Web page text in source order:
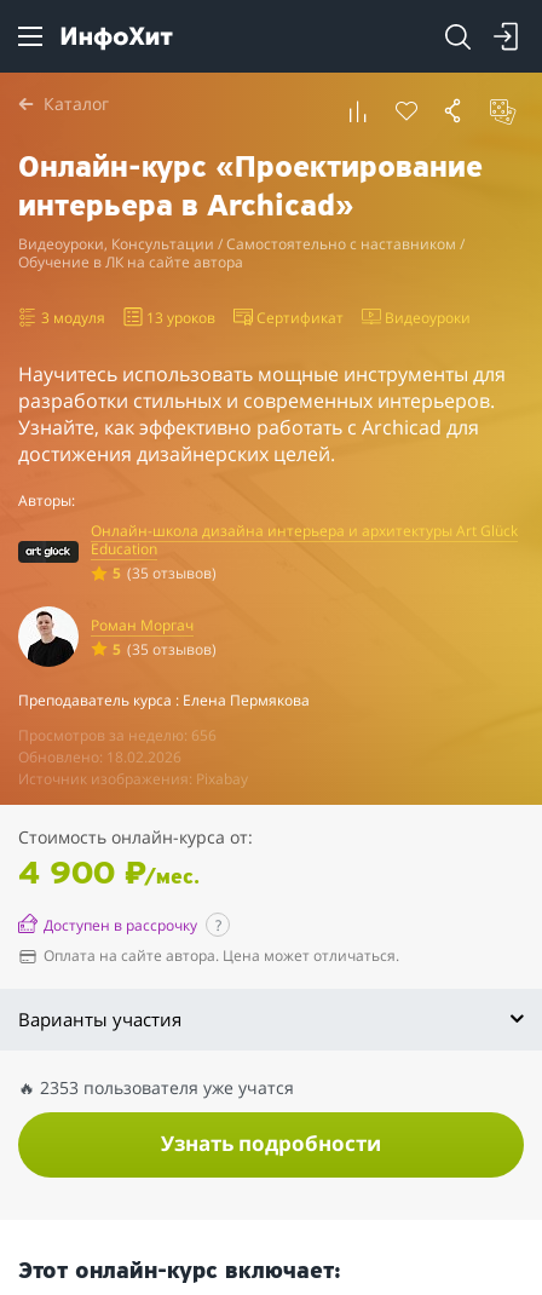
Каталог
Онлайн-курс «Проектирование
интерьера в Archicad»
Видеоуроки, Консультации / Самостоятельно с наставником /
Обучение в ЛК на сайте автора
3 модуля 13 уроков Сертификат Видеоуроки
Научитесь использовать мощные инструменты для
разработки стильных и современных интерьеров.
Узнайте, как эффективно работать с Archicad для
достижения дизайнерских целей.
Авторы:
Онлайн-школа дизайна интерьера и архитектуры Art Glück
Education
5 (35 отзывов)
Роман Моргач
5 (35 отзывов)
Преподаватель курса : Елена Пермякова
Просмотров за неделю: 656
Обновлено: 18.02.2026
Источник изображения: Pixabay
Стоимость онлайн-курса от:
4 900 ₽/мес.
Доступен в рассрочку
?
Оплата на сайте автора. Цена может отличаться.
Варианты участия
🔥 2353 пользователя уже учатся
Узнать подробности
Этот онлайн-курс включает: